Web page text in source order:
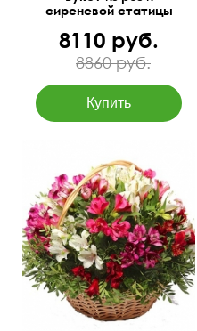
сиреневой статицы
8110 руб.
8860 руб.
40 см 40 см